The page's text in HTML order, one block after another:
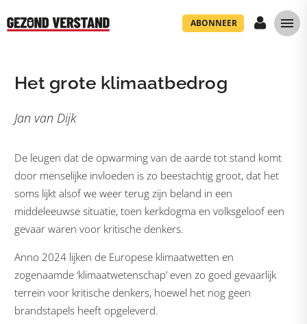
ABONNEER
Het grote klimaatbedrog
Jan van Dijk
De leugen dat de opwarming van de aarde tot stand komt
door menselijke invloeden is zo beestachtig groot, dat het
soms lijkt alsof we weer terug zijn beland in een
middeleeuwse situatie, toen kerkdogma en volksgeloof een
gevaar waren voor kritische denkers.
Anno 2024 lijken de Europese klimaatwetten en
zogenaamde ‘klimaatwetenschap’ even zo goed gevaarlijk
terrein voor kritische denkers, hoewel het nog geen
brandstapels heeft opgeleverd.